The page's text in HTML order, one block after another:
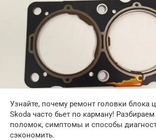
Узнайте, почему ремонт головки блока
Skoda часто бьет по карману!
поломок, симптомы и способы
сэкономить.